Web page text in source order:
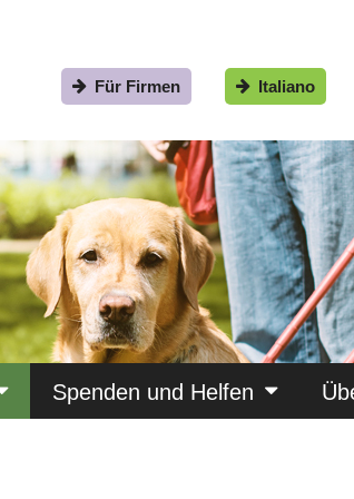
Italiano
Für Firmen
Spenden und Helfen